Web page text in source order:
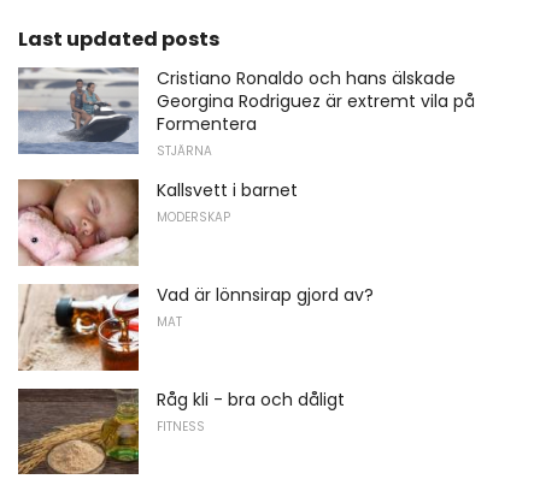
Last updated posts
Cristiano Ronaldo och hans älskade
Georgina Rodriguez är extremt vila på
Formentera
STJÄRNA
Kallsvett i barnet
MODERSKAP
Vad är lönnsirap gjord av?
MAT
Råg kli - bra och dåligt
FITNESS